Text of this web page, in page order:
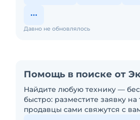
Давно не обновлялось
Помощь в поиске от
Найдите любую технику —
быстро: разместите заявку на
продавцы сами свяжутся с